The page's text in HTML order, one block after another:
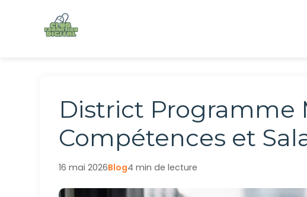
District Programme
Compétences et
16 mai 2026Blog4 min de lecture